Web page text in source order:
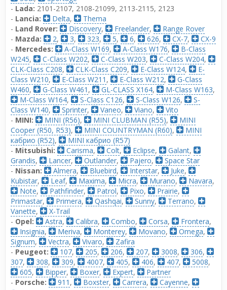
- Lada: 2101-2107, 2108-21099, 2113-2115, 2123
- Lancia: Delta,
Thema
- Land Rover: Discovery, Freelander,
Range Rover
- Mazda: 2, 3, 323, 5, 6, 626, CX-7,
CX-9
- Mercedes: A-Class W169, A-Class W176,
B-Class
W245, C-Class W202, C-Class W203, C-Class W204,
CLK-Class C208, CLK-Class C209, E-Class W124,
E-
Class W210, E-Class W211 , E-Class W212,
G-Class
W460, G-Class W461 , GL-CLASS X164, M-Class W163,
M-Class W164, S-Class C126, S-Class W126,
S-
Class W140, Sprinter, Vaneo, Viano,
Vito
- MINI: MINI (R56), MINI CLUBMAN (R55),
MINI
Cooper (R50, R53), MINI COUNTRYMAN (R60),
MINI
кабрио (R52),
MINI кабрио (R57)
- Mitsubishi: Carisma, Colt, Eclipse, Galant,
Grandis, Lancer, Outlander, Pajero,
Space Star
- Nissan: Almera, Bluebird, Interstar, Juke,
Kubistar, Leaf, Maxima, Micra, Murano, Navara,
Note, Pathfinder, Patrol, Pixo, Prairie,
Primastar, Primera, Qashqai, Sunny, Terrano,
Vanette,
X-Trail
- Opel: Astra, Calibra, Combo, Corsa, Frontera,
Insignia, Meriva, Monterey, Movano, Omega,
Signum, Vectra, Vivaro,
Zafira
- Peugeot: 107, 205, 206, 207, 3008, 306,
307, 308, 309, 4007, 405, 406, 407, 5008,
605, Bipper, Boxer, Expert,
Partner
- Porsche: 911 , Boxster, Carrera, Cayenne,